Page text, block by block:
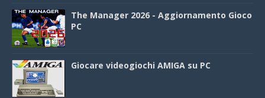
The Manager 2026 - Aggiornamento Gioco
PC
Giocare videogiochi AMIGA su PC